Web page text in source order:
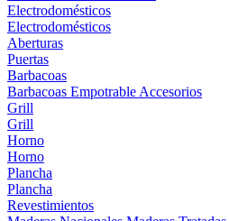
Electrodomésticos
Electrodomésticos
Aberturas
Puertas
Barbacoas
Barbacoas Empotrable Accesorios
Grill
Grill
Horno
Horno
Plancha
Plancha
Revestimientos